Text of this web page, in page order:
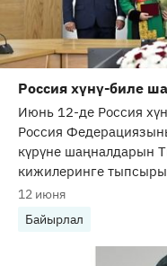
Россия хүнү-биле
Июнь 12-де Россия
Россия
күрүне шаңналдарын
кижилеринге
12 июня
Байырлал